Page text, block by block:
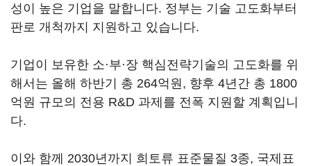
성이 높은 기업을 말합니다. 정부는 기술 고도화부터
판로 개척까지 지원하고 있습니다.
기업이 보유한 소·부·장 핵심전략기술의 고도화를 위
해서는 올해 하반기 총 264억원, 향후 4년간 총 1800
억원 규모의 전용 R&D 과제를 전폭 지원할 계획입니
다.
이와 함께 2030년까지 희토류 표준물질 3종, 국제표